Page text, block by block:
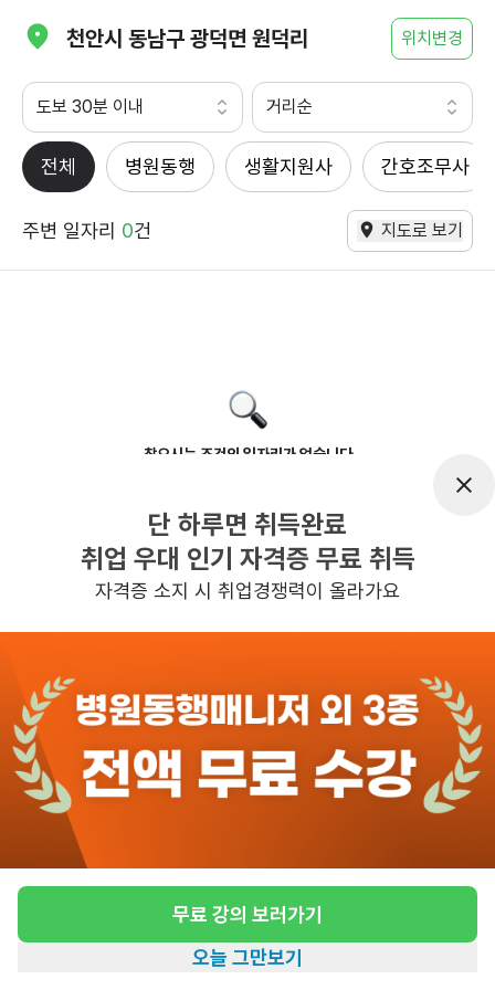
천안시 동남구 광덕면 원덕리 위치변경
도보 30분 이내 거리순
전체 병원동행 생활지원사 간호조무사
주변 일자리 0건 지도로 보기
찾으시는 조건의 일자리가 없습니다
반경 3KM 이내의 일자리 확인하기
단 하루면 취득완료
취업 우대 인기 자격증 무료 취득
자격증 소지 시 취업경쟁력이 올라가요
무료 강의 보러가기
오늘 그만보기